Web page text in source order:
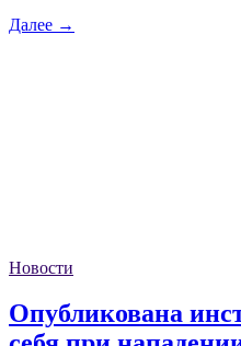
Далее →
Новости
Опубликована